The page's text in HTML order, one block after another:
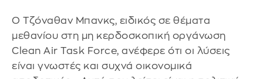
Ο Τζόναθαν Μπανκς, ειδικός σε θέματα
μεθανίου στη μη κερδοσκοπική οργάνωση
Clean Air Task Force, ανέφερε ότι οι λύσεις
είναι γνωστές και συχνά οικονομικά